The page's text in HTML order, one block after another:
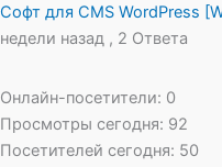
Софт для CMS WordPress
недели назад , 2 Ответа
Онлайн-посетители: 0
Просмотры сегодня: 92
Посетителей сегодня: 50